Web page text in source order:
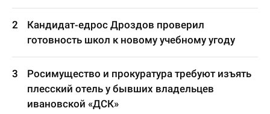
Кандидат-едрос Дроздов проверил
готовность школ к новому учебному угоду
Росимущество и прокуратура требуют изъять
плесский отель у бывших владельцев
ивановской «ДСК»